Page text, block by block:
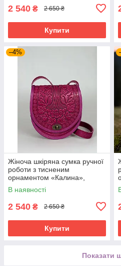
2 540 ₴ 2 650 ₴
Купити
–4%
Жіноча шкіряна сумка ручної
роботи з тисненим
орнаментом «Калина»,
рожева (фуксія) сумка з
натуральної шкіри, 20*21*8
В наявності
2 540 ₴ 2 650 ₴
Купити
Показати